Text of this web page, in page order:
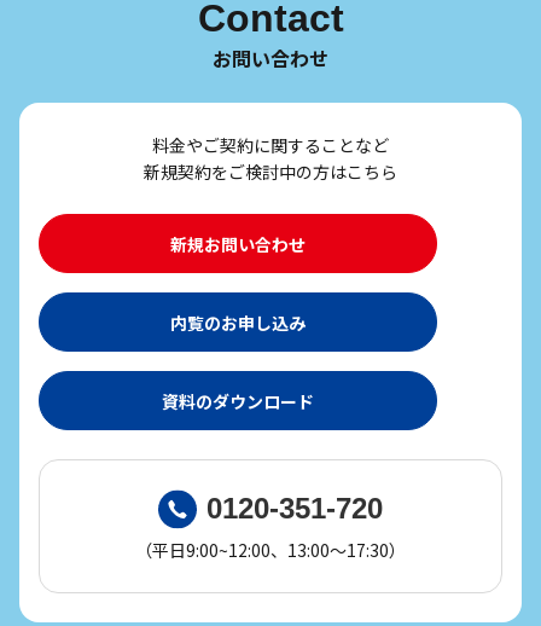
Contact
お問い合わせ
料金やご契約に関することなど
新規契約をご検討中の方はこちら
新規お問い合わせ
内覧のお申し込み
資料のダウンロード
0120-351-720
（平日9:00~12:00、13:00～17:30）